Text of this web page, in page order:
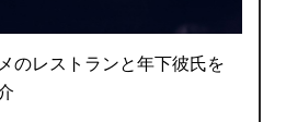
のレストランと年下彼氏を